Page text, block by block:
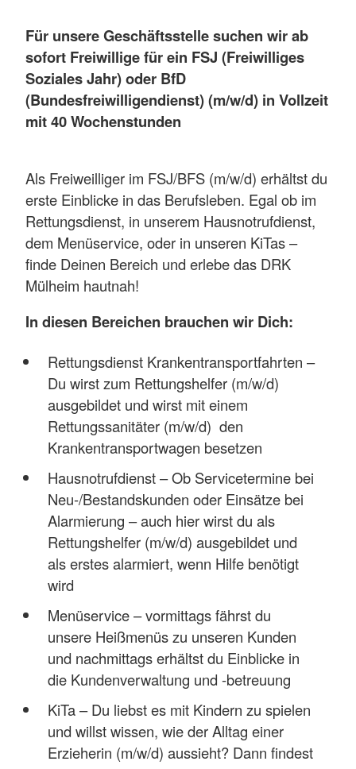
Für unsere Geschäftsstelle suchen wir ab
sofort Freiwillige für ein FSJ (Freiwilliges
Soziales Jahr) oder BfD
(Bundesfreiwilligendienst) (m/w/d) in Vollzeit
mit 40 Wochenstunden
Als Freiweilliger im FSJ/BFS (m/w/d) erhältst du
erste Einblicke in das Berufsleben. Egal ob im
Rettungsdienst, in unserem Hausnotrufdienst,
dem Menüservice, oder in unseren KiTas –
finde Deinen Bereich und erlebe das DRK
Mülheim hautnah!
In diesen Bereichen brauchen wir Dich:
Rettungsdienst Krankentransportfahrten –
Du wirst zum Rettungshelfer (m/w/d)
ausgebildet und wirst mit einem
Rettungssanitäter (m/w/d) den
Krankentransportwagen besetzen
Hausnotrufdienst – Ob Servicetermine bei
Neu-/Bestandskunden oder Einsätze bei
Alarmierung – auch hier wirst du als
Rettungshelfer (m/w/d) ausgebildet und
als erstes alarmiert, wenn Hilfe benötigt
wird
Menüservice – vormittags fährst du
unsere Heißmenüs zu unseren Kunden
und nachmittags erhältst du Einblicke in
die Kundenverwaltung und -betreuung
KiTa – Du liebst es mit Kindern zu spielen
und willst wissen, wie der Alltag einer
Erzieherin (m/w/d) aussieht? Dann findest